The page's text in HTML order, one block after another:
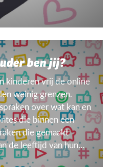
ben jij?
kinderen vrij de online
weinig grenzen.
over wat kan en
die binnen een
die gemaakt
de leeftijd van hun
toestel, het weer ...